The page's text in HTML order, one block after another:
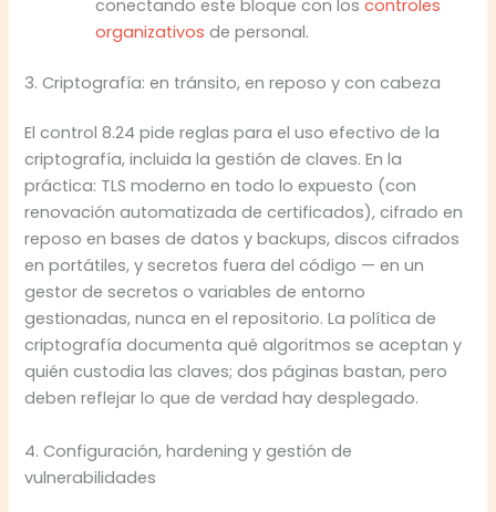
conectando este bloque con loscontroles
organizativos de personal.
3. Criptografía: en tránsito, en reposo y con cabeza
El control 8.24 pide reglas para el uso efectivo de la
criptografía, incluida la gestión de claves. En la
práctica: TLS moderno en todo lo expuesto (con
renovación automatizada de certificados), cifrado en
reposo en bases de datos y backups, discos cifrados
en portátiles, y secretos fuera del código — en un
gestor de secretos o variables de entorno
gestionadas, nunca en el repositorio. La política de
criptografía documenta qué algoritmos se aceptan y
quién custodia las claves; dos páginas bastan, pero
deben reflejar lo que de verdad hay desplegado.
4. Configuración, hardening y gestión de
vulnerabilidades